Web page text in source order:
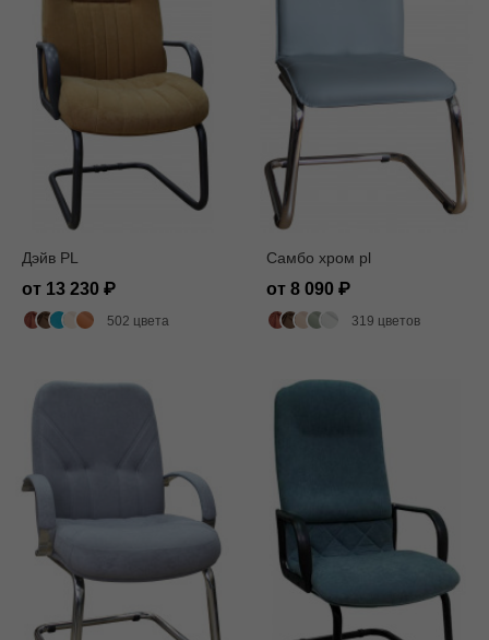
Дэйв PL
от 13 230
502 цвета
Самбо хром pl
от 8 090
319 цветов